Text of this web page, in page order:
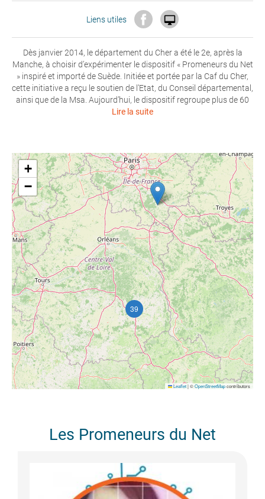
Liens utiles 
Dès janvier 2014, le département du Cher a été le 2e, après la
Manche, à choisir d’expérimenter le dispositif « Promeneurs du Net
» inspiré et importé de Suède. Initiée et portée par la Caf du Cher,
cette initiative a reçu le soutien de l’Etat, du Conseil départemental,
ainsi que de la Msa. Aujourd’hui, le dispositif regroupe plus de 60
Lire la suite
39
+
−
Leaflet|©OpenStreetMapcontributors
Les Promeneurs du Net